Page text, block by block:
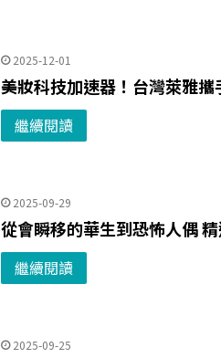
2025-12-01
美妝科技加速器！台灣萊雅
繼續閱讀
2025-09-29
從會瞬移的華生到恐怖人偶
繼續閱讀
2025-09-25